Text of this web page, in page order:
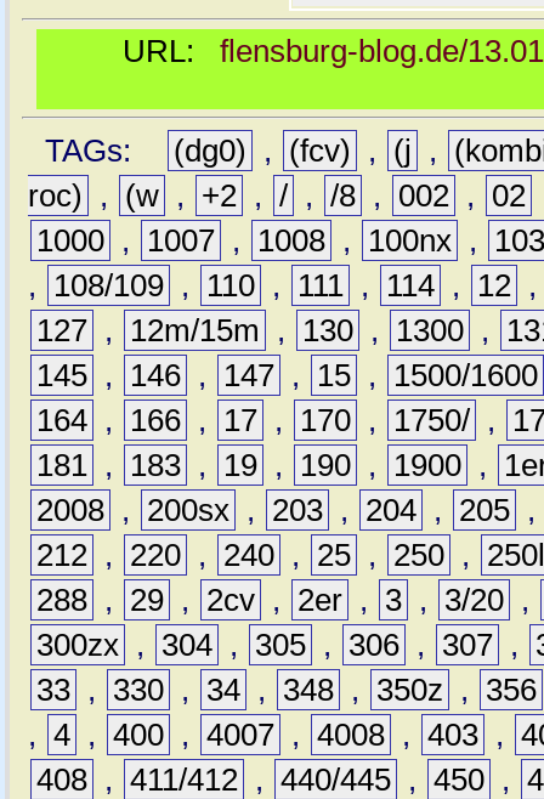
URL: flensburg-blog.de/
TAGs: (dg0) , (fcv) , (j ,
roc)
, (w , +2 , / , /8 , 002 , 02
1000 , 1007 , 1008 , 100nx ,
,
108/109 , 110 , 111 , 114 , 12
127 , 12m/15m , 130 , 1300 ,
145 , 146 , 147 , 15 ,
1500/1600
164 , 166 , 17 , 170 , 1750/ ,
181 , 183 , 19 , 190 , 1900 ,
2008 , 200sx , 203 , 204 , 205 ,
212 , 220 , 240 , 25 , 250 ,
288 , 29 , 2cv , 2er , 3 , 3/20 ,
300zx , 304 , 305 , 306 , 307 ,
33 , 330 , 34 , 348 , 350z ,
356
, 4 , 400 , 4007 , 4008 , 403 ,
408 , 411/412 , 440/445 , 450 ,